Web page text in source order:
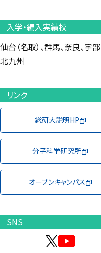
入学・編入実績校
仙台（名取） 群馬 奈良 宇部
北九州
リンク
総研大説明HP
分子科学研究所
オープンキャンパス
SNS